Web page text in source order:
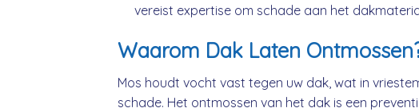
vereist expertise om schade aan het
Waarom Dak Laten
Mos houdt vocht vast tegen uw dak, wat in
schade. Het ontmossen van het dak is een